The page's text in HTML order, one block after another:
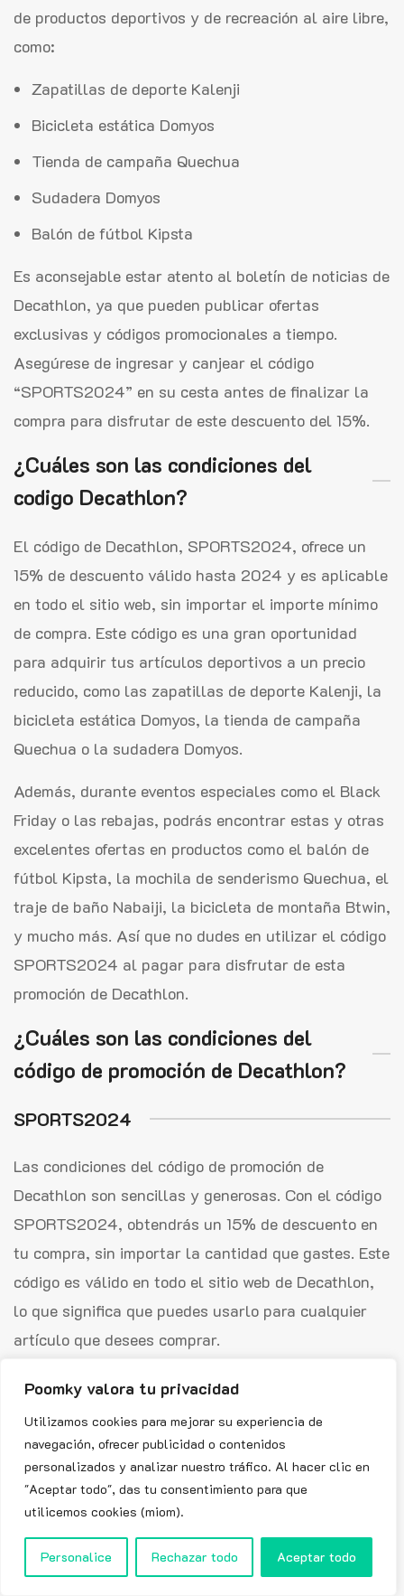
Poomky valora tu privacidad
Utilizamos cookies para mejorar su experiencia de
navegación, ofrecer publicidad o contenidos
personalizados y analizar nuestro tráfico. Al hacer clic en
"Aceptar todo", das tu consentimiento para que
utilicemos cookies (miom).
Personalice Rechazar todo Aceptar todo
de productos deportivos y de recreación al aire libre,
como:
Zapatillas de deporte Kalenji
Bicicleta estática Domyos
Tienda de campaña Quechua
Sudadera Domyos
Balón de fútbol Kipsta
Es aconsejable estar atento al boletín de noticias de
Decathlon, ya que pueden publicar ofertas
exclusivas y códigos promocionales a tiempo.
Asegúrese de ingresar y canjear el código
“SPORTS2024” en su cesta antes de finalizar la
compra para disfrutar de este descuento del 15%.
¿Cuáles son las condiciones del
codigo Decathlon?
El código de Decathlon, SPORTS2024, ofrece un
15% de descuento válido hasta 2024 y es aplicable
en todo el sitio web, sin importar el importe mínimo
de compra. Este código es una gran oportunidad
para adquirir tus artículos deportivos a un precio
reducido, como las zapatillas de deporte Kalenji, la
bicicleta estática Domyos, la tienda de campaña
Quechua o la sudadera Domyos.
Además, durante eventos especiales como el Black
Friday o las rebajas, podrás encontrar estas y otras
excelentes ofertas en productos como el balón de
fútbol Kipsta, la mochila de senderismo Quechua, el
traje de baño Nabaiji, la bicicleta de montaña Btwin,
y mucho más. Así que no dudes en utilizar el código
SPORTS2024 al pagar para disfrutar de esta
promoción de Decathlon.
¿Cuáles son las condiciones del
código de promoción de Decathlon?
SPORTS2024
Las condiciones del código de promoción de
Decathlon son sencillas y generosas. Con el código
SPORTS2024, obtendrás un 15% de descuento en
tu compra, sin importar la cantidad que gastes. Este
código es válido en todo el sitio web de Decathlon,
lo que significa que puedes usarlo para cualquier
artículo que desees comprar.
Además, la oferta es válida hasta el año 2024, por
función de este descuento. No se requiere una
compra mínima para aprovechar el descuento, lo
que es una ventaja adicional. Simplemente, añade
introduce el código SPORTS2024 al finalizar la